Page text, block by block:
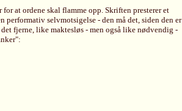
at ordene skal flamme opp. Skriften presterer et
performativ selvmotsigelse - den må det, siden den er
fjerne, like maktesløs - men også like nødvendig -